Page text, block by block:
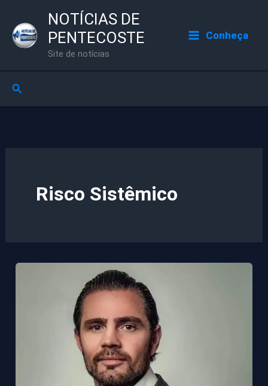
para
NOTÍCIAS DE
PENTECOSTE
Site de notícias
Conheça
Pesquisar
Risco Sistêmico